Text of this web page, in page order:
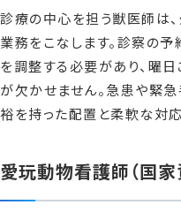
診療の中心を担う獣医師は
業務をこなします。診察の
を調整する必要があり、曜
が欠かせません。急患や緊
裕を持った配置と柔軟な対
愛玩動物看護師（国家